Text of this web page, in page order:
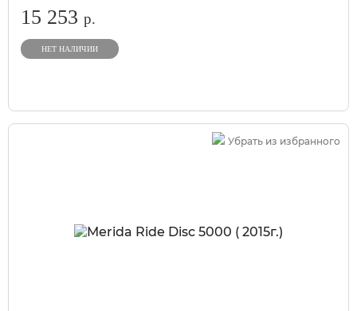
15 253 р.
НЕТ НАЛИЧИИ
Убрать из избранного